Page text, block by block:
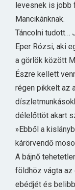
levesnek is jobb
Mancikánknak.
Táncolni tudott…
Eper Rózsi, aki
a görlök között
Észre kellett
régen pikkelt az
délelőttöt akart
»Ebből a
kárörvendő
A bájnő
földhöz vágta az
ebédjét és